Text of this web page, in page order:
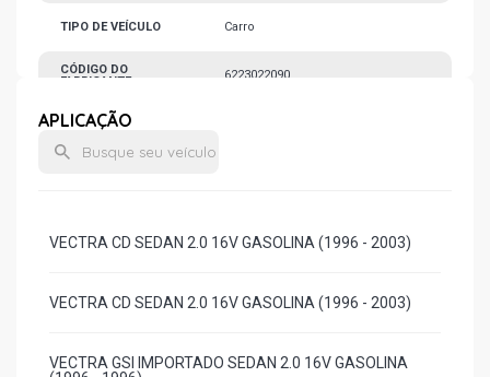
TIPO DE VEÍCULO Carro
CÓDIGO DO
FABRICANTE
6223022090
APLICAÇÃO
VECTRA CD SEDAN 2.0 16V GASOLINA (1996 - 2003)
VECTRA CD SEDAN 2.0 16V GASOLINA (1996 - 2003)
VECTRA GSI IMPORTADO SEDAN 2.0 16V GASOLINA